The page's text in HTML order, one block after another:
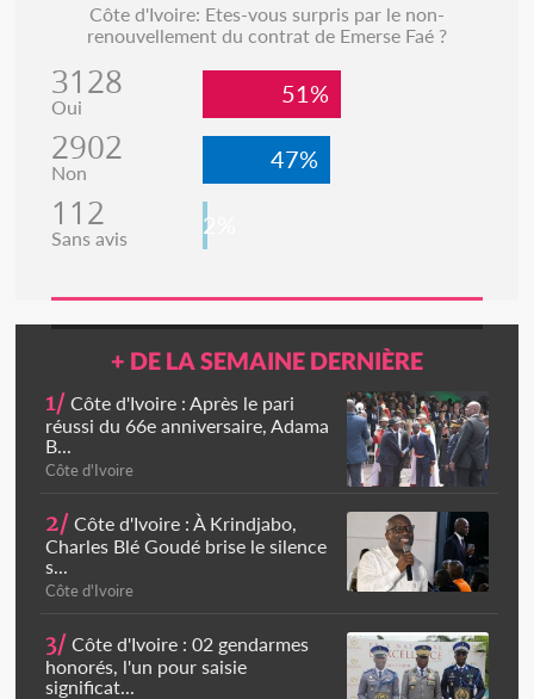
Côte d'Ivoire: Etes-vous surpris par le non-
renouvellement du contrat de Emerse Faé ?
3128
Oui 51%
2902
Non 47%
112
Sans avis 2%
+ DE LA SEMAINE DERNIÈRE
1/ Côte d'Ivoire : Après le pari
réussi du 66e anniversaire, Adama
B...
Côte d'Ivoire
2/ Côte d'Ivoire : À Krindjabo,
Charles Blé Goudé brise le silence
s...
Côte d'Ivoire
3/ Côte d'Ivoire : 02 gendarmes
honorés, l'un pour saisie
significat...